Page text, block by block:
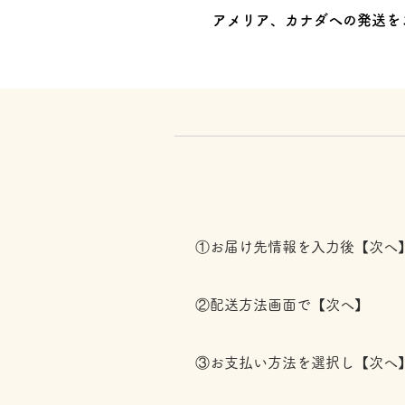
アメリア、カナダへの発送
①お届け先情報を入力後【次へ】
②配送方法画面で【次へ】
③お支払い方法を選択し【次へ】